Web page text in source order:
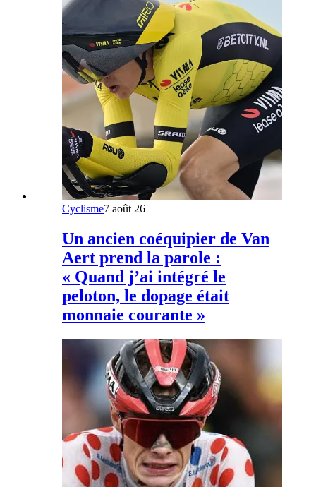
Cyclisme7 août 26
Un ancien coéquipier de Van
Aert prend la parole :
« Quand j’ai intégré le
peloton, le dopage était
monnaie courante »